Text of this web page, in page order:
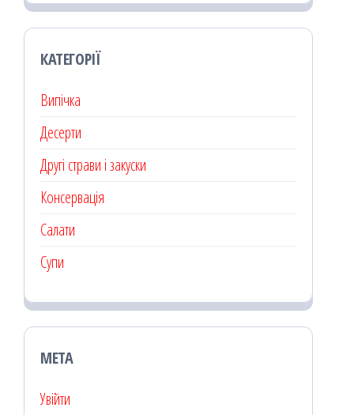
КАТЕГОРІЇ
Випічка
Десерти
Другі страви і закуски
Консервація
Салати
Супи
МЕТА
Увійти